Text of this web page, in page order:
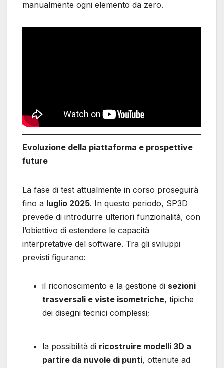
manualmente ogni elemento da zero.
Evoluzione della piattaforma e prospettive
future
La fase di test attualmente in corso proseguirà
fino a luglio 2025. In questo periodo, SP3D
prevede di introdurre ulteriori funzionalità, con
l’obiettivo di estendere le capacità
interpretative del software. Tra gli sviluppi
previsti figurano:
il riconoscimento e la gestione di sezioni
trasversali e viste isometriche, tipiche
dei disegni tecnici complessi;
la possibilità di ricostruire modelli 3D a
partire da nuvole di punti, ottenute ad